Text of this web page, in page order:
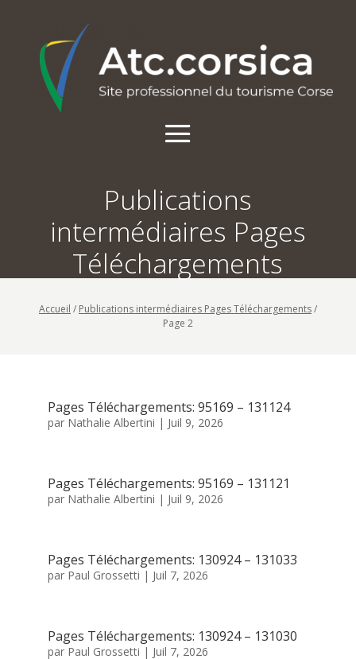
Publications
intermédiaires Pages
Téléchargements
Accueil / Publications intermédiaires Pages Téléchargements/
Page 2
Pages Téléchargements: 95169 – 131124
par Nathalie Albertini | Juil 9, 2026
Pages Téléchargements: 95169 – 131121
par Nathalie Albertini | Juil 9, 2026
Pages Téléchargements: 130924 – 131033
par Paul Grossetti | Juil 7, 2026
Pages Téléchargements: 130924 – 131030
par Paul Grossetti | Juil 7, 2026